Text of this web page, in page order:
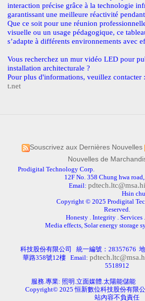
interaction précise grâce à la technologie
garantissant une meilleure réactivité
Que ce soit pour une réunion
visuelle ou un usage pédagogique, ce
s’adapte à différents environnements avec
Vous recherchez un mur vidéo LED pour
installation architecturale ?
Pour plus d'informations, veuillez contacter :
t.net
Souscrivez aux Dernières Nouvelles
Nouvelles de
Prodigital Technology Corp. Tel:
12F No. 358 Chung hwa
Email:
Hsin chu hsien,
Copyright © 2025 Prodigital
Reserved.
Honesty . Integrity . Services .
Media effects, Solar energy storage
恒新
科技股份有限公司 統一編號： 28357676
華路358號12樓 Email:
5518912
誠實.
服務.專業: 照明.立面媒
Copyright© 2025恒新數位科技股份有限
站內容不負責任